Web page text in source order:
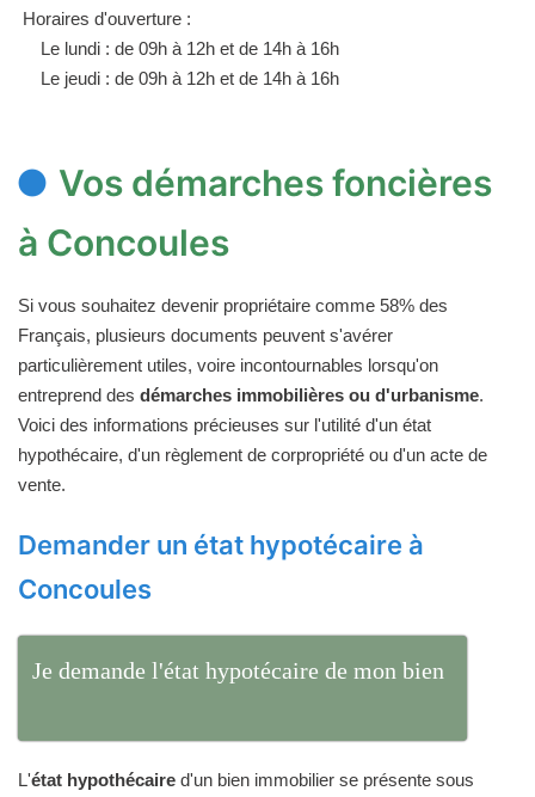
Horaires d'ouverture :
Le lundi : de 09h à 12h et de 14h à 16h
Le jeudi : de 09h à 12h et de 14h à 16h
Vos démarches foncières
à Concoules
Si vous souhaitez devenir propriétaire comme 58% des
Français, plusieurs documents peuvent s'avérer
particulièrement utiles, voire incontournables lorsqu'on
entreprend des démarches immobilières ou d'urbanisme.
Voici des informations précieuses sur l'utilité d'un état
hypothécaire, d'un règlement de corpropriété ou d'un acte de
vente.
Demander un état hypotécaire à
Concoules
Je demande l'état hypotécaire de mon bien
L'état hypothécaire d'un bien immobilier se présente sous